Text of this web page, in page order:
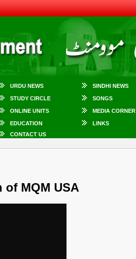
URDU NEWS SINDHI NEWS
STUDY CIRCLE SONGS
ONLINE UNITS MEDIA CORNER
EDUCATION LINKS
CONTACT US
MQM USA